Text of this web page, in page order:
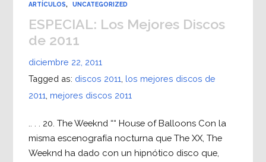
ARTÍCULOS, UNCATEGORIZED
ESPECIAL: Los Mejores Discos
de 2011
diciembre 22, 2011
Tagged as: discos 2011 los mejores discos de
2011 mejores discos 2011
.. . . 20. The Weeknd ““ House of Balloons Con la
misma escenografía nocturna que The XX, The
Weeknd ha dado con un hipnótico disco que,